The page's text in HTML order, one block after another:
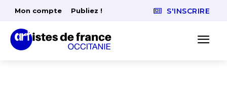
Mon compte Publiez ! S'INSCRIRE